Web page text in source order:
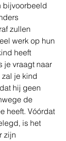
bijvoorbeeld
zullen
werk op hun
heeft
je vraagt naar
je kind
hij geen
de
heeft. Vóórdat
is het
zijn